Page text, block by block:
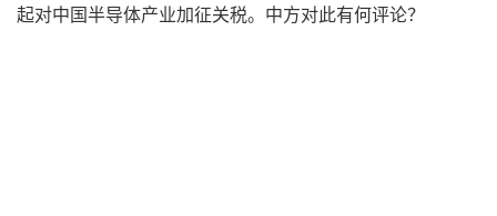
起对中国半导体产业加征关税。中方对此有何评论？